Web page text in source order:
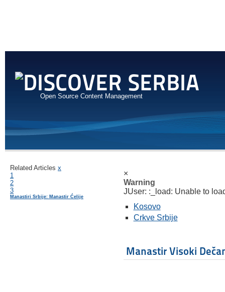
Open Source Content Management
Related Articles x
1
2
3
Manastiri Srbije: Manastir Ćelije
×
Warning
JUser: :_load: Unable to
Kosovo
Crkve Srbije
Manastir Visoki